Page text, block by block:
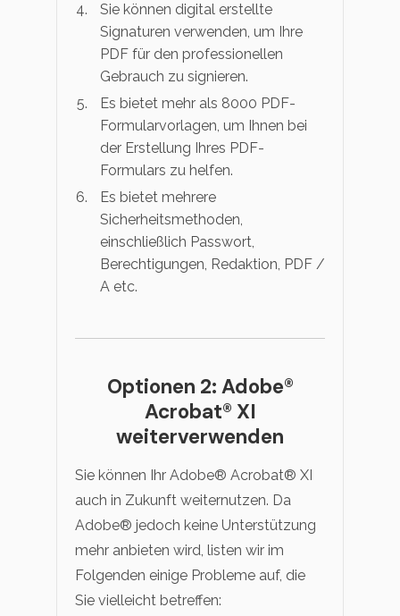
Sie können digital erstellte
Signaturen verwenden, um Ihre
PDF für den professionellen
Gebrauch zu signieren.
Es bietet mehr als 8000 PDF-
Formularvorlagen, um Ihnen bei
der Erstellung Ihres PDF-
Formulars zu helfen.
Es bietet mehrere
Sicherheitsmethoden,
einschließlich Passwort,
Berechtigungen, Redaktion, PDF /
A etc.
Optionen 2: Adobe®
Acrobat® XI
weiterverwenden
Sie können Ihr Adobe® Acrobat® XI
auch in Zukunft weiternutzen. Da
Adobe® jedoch keine Unterstützung
mehr anbieten wird, listen wir im
Folgenden einige Probleme auf, die
Sie vielleicht betreffen: